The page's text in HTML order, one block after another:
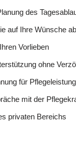
des
auf Ihre Wünsche
Vorlieben
ohne
für
mit der
privaten Bereichs